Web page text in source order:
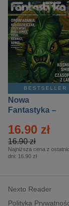
BESTSELLER
Nowa
Fantastyka –
16.90 zł
16.90 zł
Najniższa cena z
dni: 16.90 zł
Nexto Reader
Polityka